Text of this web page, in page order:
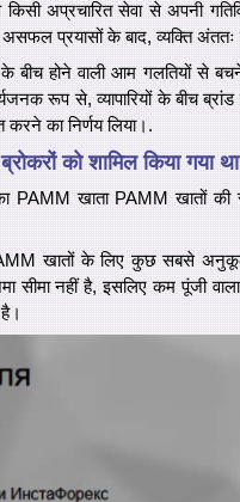
अप्रचारित सेवा से अपनी
प्रयासों के बाद, व्यक्ति अंततः
के बीच होने वाली आम गलतियों से
रूप से, व्यापारियों के बीच
का निर्णय लिया।.
को शामिल किया गया
खाता PAMM खातों की
खातों के लिए कुछ सबसे अनुकूल
सीमा नहीं है, इसलिए कम पूंजी